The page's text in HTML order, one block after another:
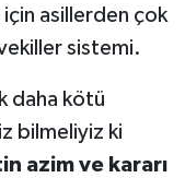
asillerden çok
sistemi.
daha kötü
bilmeliyiz ki
azim ve kararı